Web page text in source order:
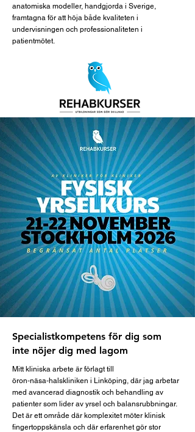
anatomiska modeller, handgjorda i Sverige,
framtagna för att höja både kvaliteten i
undervisningen och professionaliteten i
patientmötet.
Specialistkompetens för dig som
inte nöjer dig med lagom
Mitt kliniska arbete är förlagt till
öron‑näsa‑halskliniken i Linköping, där jag arbetar
med avancerad diagnostik och behandling av
patienter som lider av yrsel och balansrubbningar.
Det är ett område där komplexitet möter klinisk
fingertoppskänsla och där erfarenhet gör stor